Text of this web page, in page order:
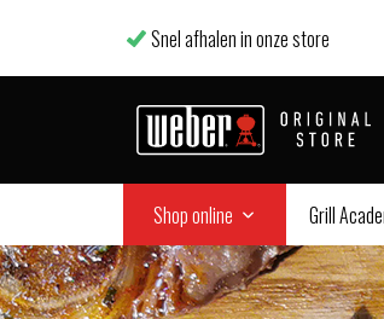
Snel afhalen in onze store
Shop online Grill